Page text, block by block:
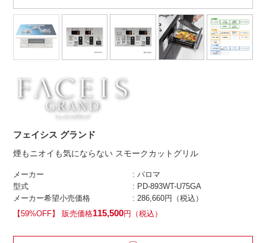
フェイシス グランド
煙もニオイも気にならない スモークカットグリル
メーカー
: パロマ
型式
: PD-893WT-U75GA
メーカー希望小売価格
: 286,660円（税込）
【59%OFF】 販売価格115,500円（税込）